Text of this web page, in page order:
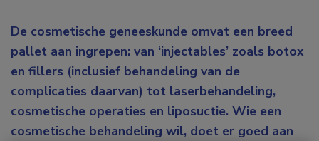
De cosmetische geneeskunde omvat een breed
pallet aan ingrepen: van ‘injectables’ zoals botox
en fillers (inclusief behandeling van de
complicaties daarvan) tot laserbehandeling,
cosmetische operaties en liposuctie. Wie een
cosmetische behandeling wil, doet er goed aan